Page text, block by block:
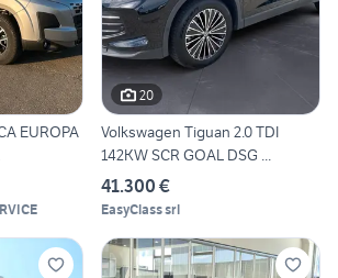
EUROPA
20
Volkswagen Tiguan 2.0 TDI
142KW SCR GOAL DSG ...
41.300 €
EasyClass srl